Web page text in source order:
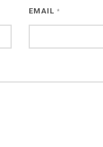
EMAIL *